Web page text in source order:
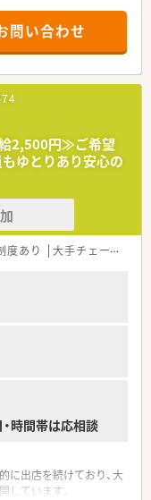
る薬局展開により今後
問い合わせ
給2,500円≫ご希望
もゆとりあり安心の
度あり 大手チェーン以外
時間帯は応相談
に出店を続けており、大
ています。